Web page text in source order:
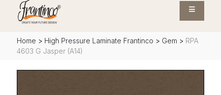
Home > High Pressure Laminate Frantinco > Gem > RPA
4603 G Jasper (A14)